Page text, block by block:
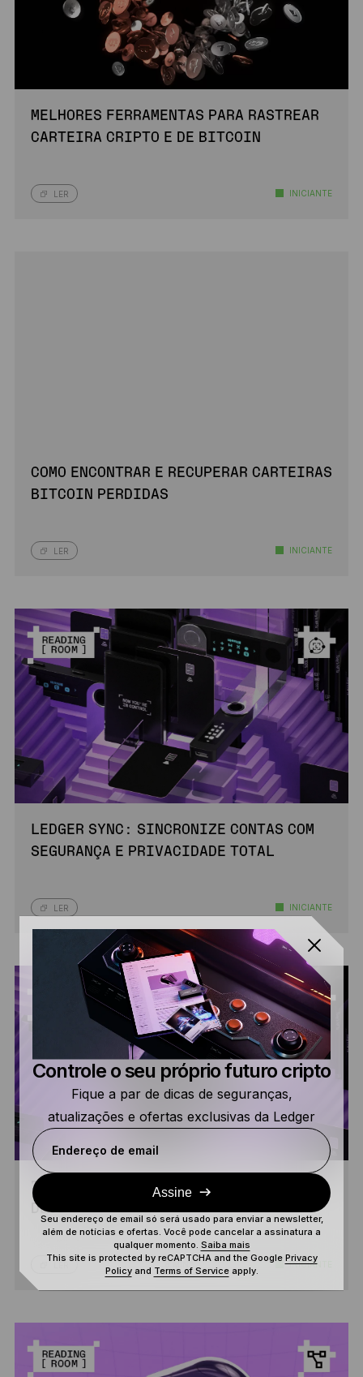
MELHORES FERRAMENTAS PARA RASTREAR
CARTEIRA CRIPTO E DE BITCOIN
LER INICIANTE
COMO ENCONTRAR E RECUPERAR CARTEIRAS
BITCOIN PERDIDAS
LER INICIANTE
LEDGER SYNC: SINCRONIZE CONTAS COM
SEGURANÇA E PRIVACIDADE TOTAL
LER INICIANTE
7 RECURSOS DA LEDGER WALLET QUE VOCÊ
DEVE CONHECER
8 MIN INICIANTE
Controle o seu próprio futuro cripto
Fique a par de dicas de seguranças,
atualizações e ofertas exclusivas da Ledger
Endereço de email
Assine
Seu endereço de email só será usado para enviar a newsletter,
além de notícias e ofertas. Você pode cancelar a assinatura a
qualquer momento. Saiba mais
This site is protected by reCAPTCHA and the Google Privacy
Policyand Terms of Serviceapply.